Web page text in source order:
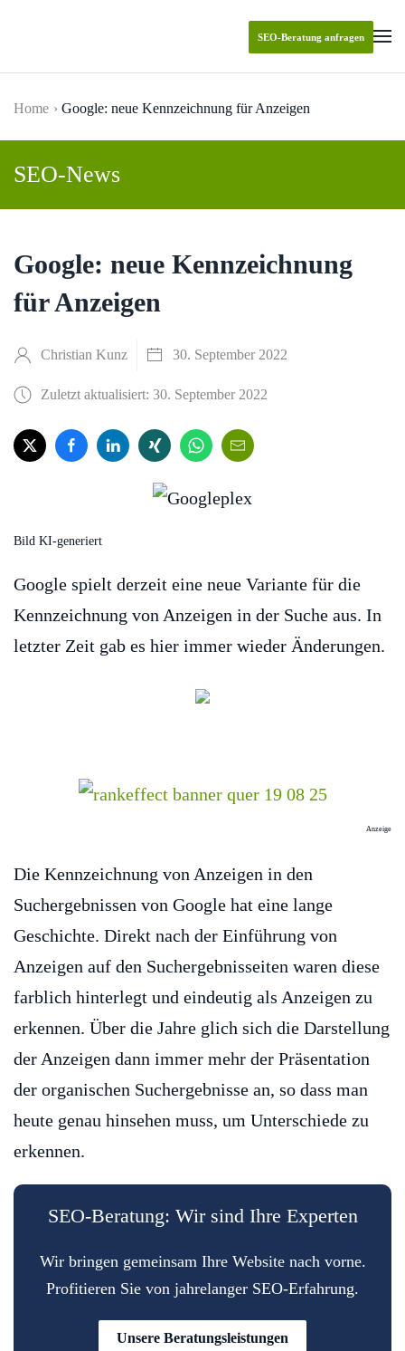
SEO-Beratung anfragen
Home Google: neue Kennzeichnung für Anzeigen
SEO-News
Google: neue Kennzeichnung
für Anzeigen
Christian Kunz 30. September 2022
Zuletzt aktualisiert: 30. September 2022
Bild KI-generiert
Google spielt derzeit eine neue Variante für die
Kennzeichnung von Anzeigen in der Suche aus. In
letzter Zeit gab es hier immer wieder Änderungen.
Anzeige
Die Kennzeichnung von Anzeigen in den
Suchergebnissen von Google hat eine lange
Geschichte. Direkt nach der Einführung von
Anzeigen auf den Suchergebnisseiten waren diese
farblich hinterlegt und eindeutig als Anzeigen zu
erkennen. Über die Jahre glich sich die Darstellung
der Anzeigen dann immer mehr der Präsentation
der organischen Suchergebnisse an, so dass man
heute genau hinsehen muss, um Unterschiede zu
erkennen.
SEO-Beratung: Wir sind Ihre Experten
Wir bringen gemeinsam Ihre Website nach vorne.
Profitieren Sie von jahrelanger SEO-Erfahrung.
Unsere Beratungsleistungen